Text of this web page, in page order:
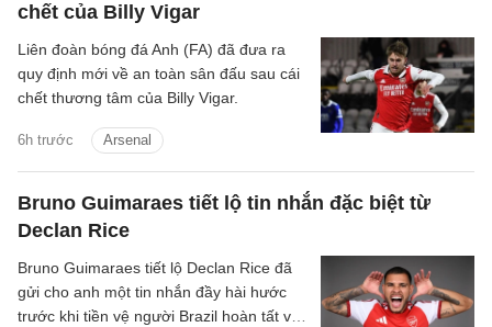
chết của Billy Vigar
6h trước Arsenal
Liên đoàn bóng đá Anh (FA) đã đưa ra
quy định mới về an toàn sân đấu sau cái
chết thương tâm của Billy Vigar.
Bruno Guimaraes tiết lộ tin nhắn đặc biệt từ
Declan Rice
Bruno Guimaraes tiết lộ Declan Rice đã
gửi cho anh một tin nhắn đầy hài hước
trước khi tiền vệ người Brazil hoàn tất vụ